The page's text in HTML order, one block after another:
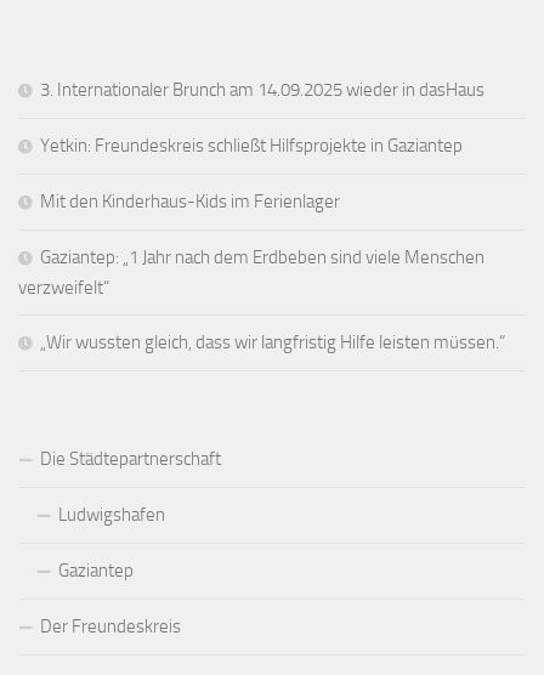
3. Internationaler Brunch am 14.09.2025 wieder in dasHaus
Yetkin: Freundeskreis schließt Hilfsprojekte in Gaziantep
Mit den Kinderhaus-Kids im Ferienlager
Gaziantep: „1 Jahr nach dem Erdbeben sind viele Menschen
verzweifelt“
„Wir wussten gleich, dass wir langfristig Hilfe leisten müssen.“
Die Städtepartnerschaft
Ludwigshafen
Gaziantep
Der Freundeskreis